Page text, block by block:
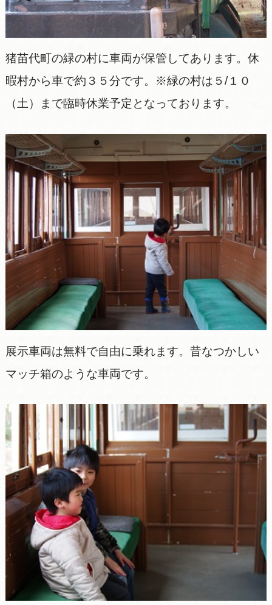
猪苗代町の緑の村に車両が保管してあります。休
暇村から車で約３５分です。※緑の村は５/１０
（土）まで臨時休業予定となっております。
展示車両は無料で自由に乗れます。昔なつかしい
マッチ箱のような車両です。